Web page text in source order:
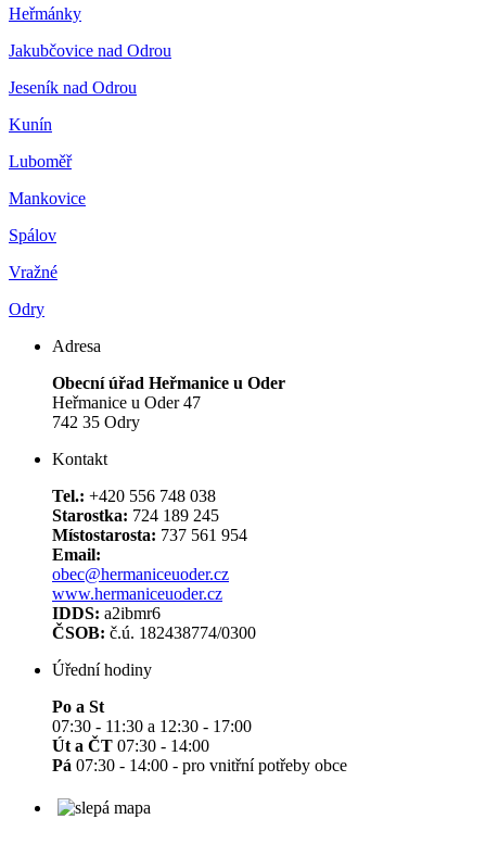
Heřmánky
Jakubčovice nad Odrou
Jeseník nad Odrou
Kunín
Luboměř
Mankovice
Spálov
Vražné
Odry
Adresa
Obecní úřad Heřmanice u Oder
Heřmanice u Oder 47
742 35 Odry
Kontakt
Tel.: +420 556 748 038
Starostka: 724 189 245
Místostarosta: 737 561 954
Email:
obec@hermaniceuoder.cz
www.hermaniceuoder.cz
IDDS: a2ibmr6
ČSOB: č.ú. 182438774/0300
Úřední hodiny
Po a St
07:30 - 11:30 a 12:30 - 17:00
Út a ČT 07:30 - 14:00
Pá 07:30 - 14:00 - pro vnitřní potřeby obce